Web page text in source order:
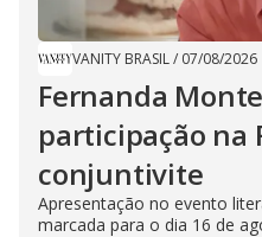
VANITY BRASIL/ 07/08/2026
Fernanda
participação na
conjuntivite
Apresentação no evento
marcada para o dia 16 de